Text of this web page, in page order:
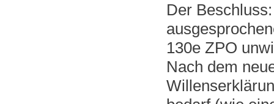
Der
130e ZPO
Nach dem